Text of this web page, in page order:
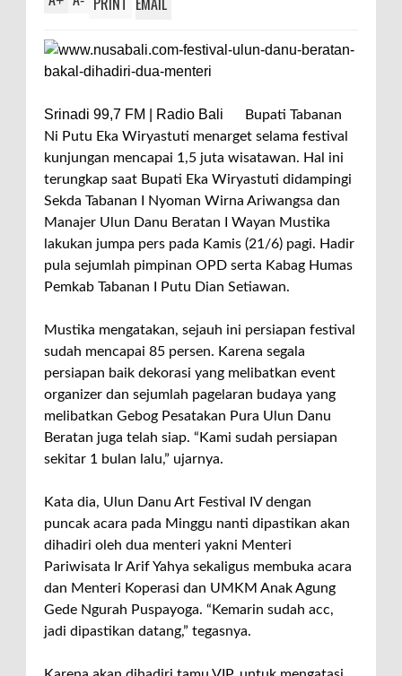
Srinadi 99,7 FM | Radio Bali
Bupati Tabanan
Ni Putu Eka Wiryastuti menarget selama festival
kunjungan mencapai 1,5 juta wisatawan. Hal ini
terungkap saat Bupati Eka Wiryastuti didampingi
Sekda Tabanan I Nyoman Wirna Ariwangsa dan
Manajer Ulun Danu Beratan I Wayan Mustika
lakukan jumpa pers pada Kamis (21/6) pagi. Hadir
pula sejumlah pimpinan OPD serta Kabag Humas
Pemkab Tabanan I Putu Dian Setiawan.
Mustika mengatakan, sejauh ini persiapan festival
sudah mencapai 85 persen. Karena segala
persiapan baik dekorasi yang melibatkan event
organizer dan sejumlah pagelaran budaya yang
melibatkan Gebog Pesatakan Pura Ulun Danu
Beratan juga telah siap. “Kami sudah persiapan
sekitar 1 bulan lalu,” ujarnya.
Kata dia, Ulun Danu Art Festival IV dengan
puncak acara pada Minggu nanti dipastikan akan
dihadiri oleh dua menteri yakni Menteri
Pariwisata Ir Arif Yahya sekaligus membuka acara
dan Menteri Koperasi dan UMKM Anak Agung
Gede Ngurah Puspayoga. “Kemarin sudah acc,
jadi dipastikan datang,” tegasnya.